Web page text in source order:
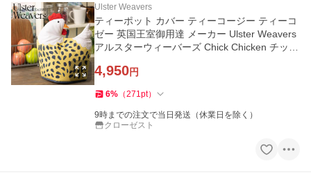
Ulster Weavers
ティーポット カバー ティーコージー ティーコ
ゼー 英国王室御用達 メーカー Ulster Weavers
アルスターウィーバーズ Chick Chicken チッ
4,950円
6% （271pt）
9時までの注文で当日発送（休業日を除く）
クローゼスト